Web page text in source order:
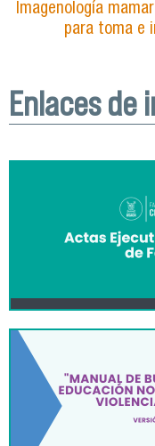
Imagenología
para toma e
Enlaces de